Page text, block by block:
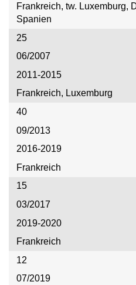
Frankreich, tw. Luxemburg,
Spanien
25
06/2007
2011-2015
Frankreich, Luxemburg
40
09/2013
2016-2019
Frankreich
15
03/2017
2019-2020
Frankreich
12
07/2019